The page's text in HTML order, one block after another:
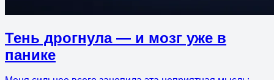
Тень дрогнула — и мозг уже в
панике